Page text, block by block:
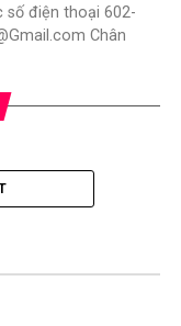
số điện thoại 602-
Chân